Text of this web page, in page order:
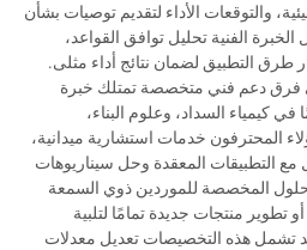
والتوقعات الأداء لتقديم توصيات بشأن
الفنية تحليل توافق القواعد،
طرق التطبيق لضمان نتائج أداء مثلى.
فرق دعم فني متخصصة تمتلك خبرة
كيمياء السداد، وعلوم البناء،
المحترفون خدمات استشارية ميدانية،
مع التطبيقات المعقدة وحل سيناريوهات
المخصصة للموردين ذوي السمعة
تطوير منتجات جديدة تمامًا لتلبية
تشمل هذه التخصيصات تعديل معدلات